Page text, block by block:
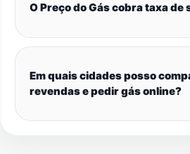
O Preço do Gás cobra taxa de
Em quais cidades posso
revendas e pedir gás online?